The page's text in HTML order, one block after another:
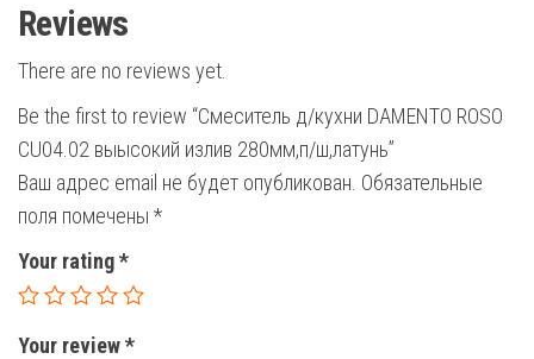
quantity
Reviews
There are no reviews yet.
Be the first to review “Смеситель д/кухни DAMENTO ROSO
CU04.02 выысокий излив 280мм,п/ш,латунь”
Ваш адрес email не будет опубликован. Обязательные
поля помечены *
Your rating*
Your review*